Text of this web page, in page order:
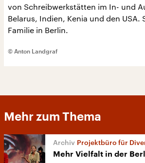
von Schreibwerkstätten im In- und
Belarus, Indien, Kenia und den USA.
Familie in Berlin.
© Anton Landgraf
Mehr zum Thema
Projektbüro für
Mehr Vielfalt in der